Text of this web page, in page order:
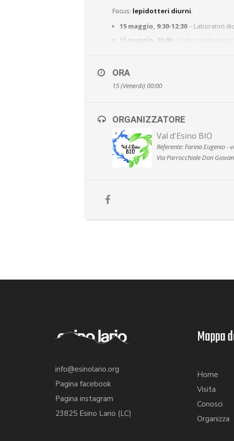
Focus: lepidotteri diurni.
15 maggio, 9:30-12:30– Laboratori
15 maggio, 20:00 – Videoconferenza
16 maggio, 14:00-18:00
17 maggio, 9:00-17:00
ORA
15 (Venerdi) 00:00
ORGANIZZATORE
Val d'Esino BIO
Referente: Farina Eugenio -
Via Parrocchiale Don
info@esinolario.org
Pagina facebook
Pagina instagram
23825 Esino Lario (LC)
Mappa
Home
Visita
Conosci
Organizza